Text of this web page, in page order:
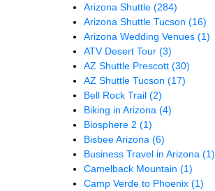
Arizona Shuttle (284)
Arizona Shuttle Tucson (16)
Arizona Wedding Venues (1)
ATV Desert Tour (3)
AZ Shuttle Prescott (30)
AZ Shuttle Tucson (17)
Bell Rock Trail (2)
Biking in Arizona (4)
Biosphere 2 (1)
Bisbee Arizona (6)
Business Travel in Arizona (1)
Camelback Mountain (1)
Camp Verde to Phoenix (1)